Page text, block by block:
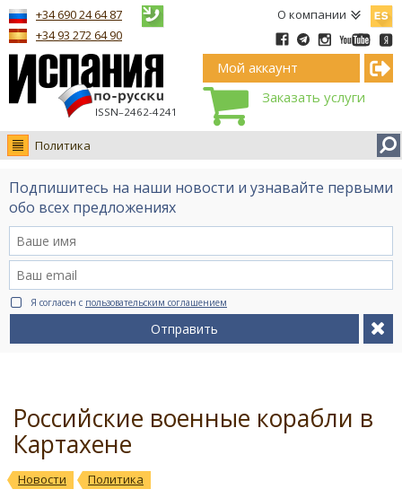
О компании
ISSN–2462-4241
+34 690 24 64 87
+34 93 272 64 90
Мой аккаунт
Заказать услуги
Политика
Новости
Интервью
Видео Ruso.TV
BCN life
Сервис на немецком
Подпишитесь на наши новости и узнавайте первыми
обо всех предложениях
Я согласен с пользовательским соглашением
Отправить
Российские военные корабли в
Картахене
Новости Политика